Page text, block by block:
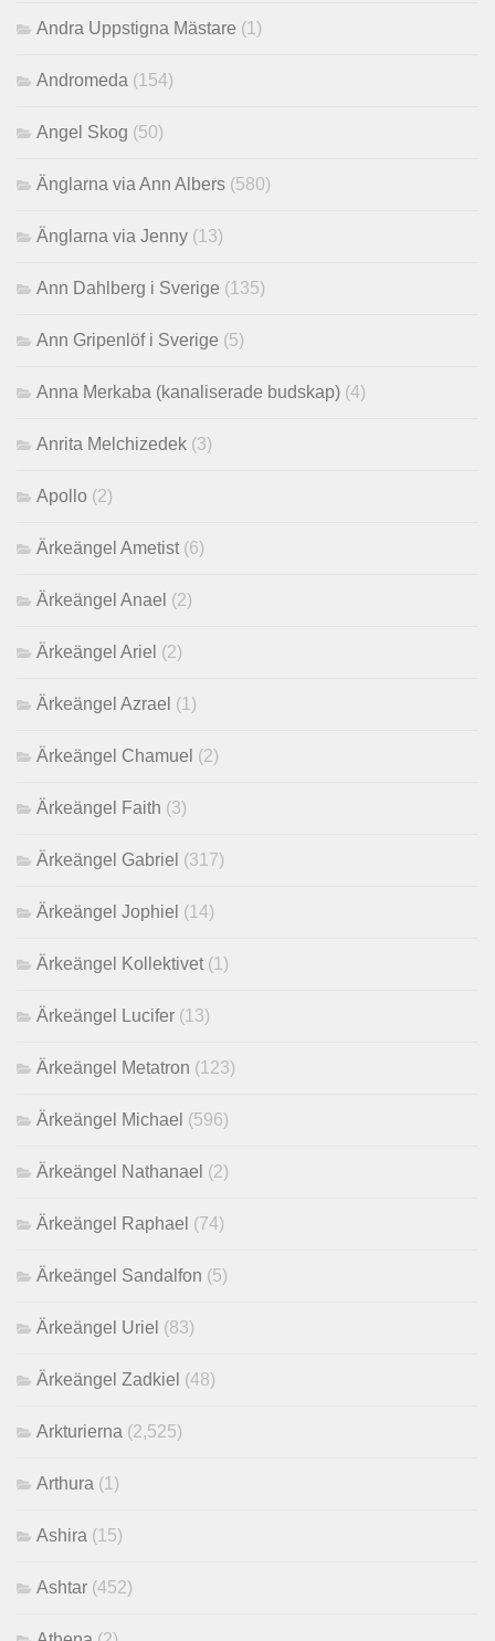
Andra Uppstigna Mästare (1)
Andromeda (154)
Angel Skog (50)
Änglarna via Ann Albers (580)
Änglarna via Jenny (13)
Ann Dahlberg i Sverige (135)
Ann Gripenlöf i Sverige (5)
Anna Merkaba (kanaliserade budskap) (4)
Anrita Melchizedek (3)
Apollo (2)
Ärkeängel Ametist (6)
Ärkeängel Anael (2)
Ärkeängel Ariel (2)
Ärkeängel Azrael (1)
Ärkeängel Chamuel (2)
Ärkeängel Faith (3)
Ärkeängel Gabriel (317)
Ärkeängel Jophiel (14)
Ärkeängel Kollektivet (1)
Ärkeängel Lucifer (13)
Ärkeängel Metatron (123)
Ärkeängel Michael (596)
Ärkeängel Nathanael (2)
Ärkeängel Raphael (74)
Ärkeängel Sandalfon (5)
Ärkeängel Uriel (83)
Ärkeängel Zadkiel (48)
Arkturierna (2,525)
Arthura (1)
Ashira (15)
Ashtar (452)